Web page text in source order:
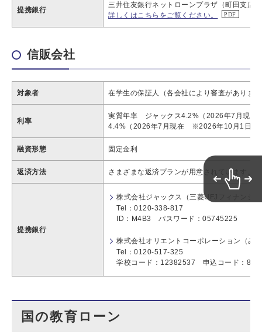
提携銀行
三井住友銀行ネットローンプラザ（町田支店
詳しくはこちらをご覧ください。
信販会社
対象者 在学生の保証人（各会社により審査がありま
利率
実質年率 ジャックス4.2%（2026年7月現
4.4%（2026年7月現在 ※2026年10月1日受
融資形態 固定金利
返済方法 さまざまな返済プランが用意されています。
提携銀行
株式会社ジャックス（三菱UFJフィナンシ
Tel：0120-338-817
ID：M4B3 パスワード：05745225
株式会社オリエントコーポレーション（み
Tel：0120-517-325
学校コード：12382537 申込コード：
国の教育ローン